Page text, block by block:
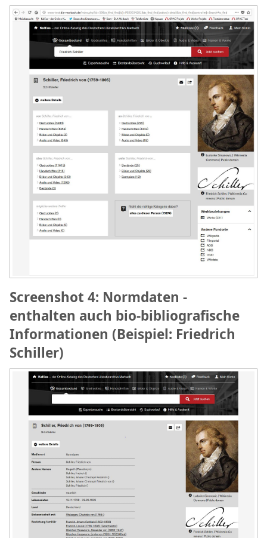
Screenshot 4: Normdaten -
enthalten auch bio-bibliografische
Informationen (Beispiel: Friedrich
Schiller)